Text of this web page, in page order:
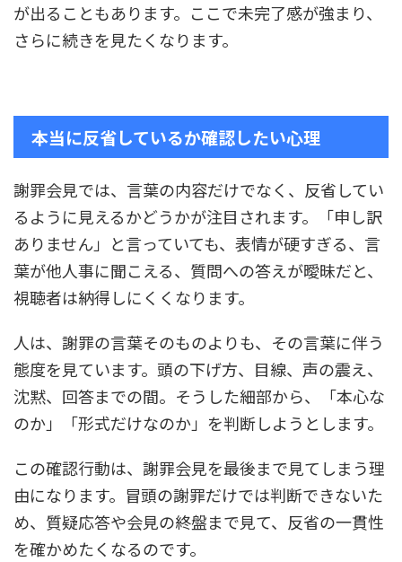
が出ることもあります。ここで未完了感が強まり、
さらに続きを見たくなります。
本当に反省しているか確認したい心理
謝罪会見では、言葉の内容だけでなく、反省してい
るように見えるかどうかが注目されます。「申し訳
ありません」と言っていても、表情が硬すぎる、言
葉が他人事に聞こえる、質問への答えが曖昧だと、
視聴者は納得しにくくなります。
人は、謝罪の言葉そのものよりも、その言葉に伴う
態度を見ています。頭の下げ方、目線、声の震え、
沈黙、回答までの間。そうした細部から、「本心な
のか」「形式だけなのか」を判断しようとします。
この確認行動は、謝罪会見を最後まで見てしまう理
由になります。冒頭の謝罪だけでは判断できないた
め、質疑応答や会見の終盤まで見て、反省の一貫性
を確かめたくなるのです。